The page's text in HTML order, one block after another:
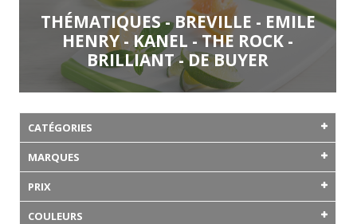
THÉMATIQUES - BREVILLE - EMILE
HENRY - KANEL - THE ROCK -
BRILLIANT - DE BUYER
CATÉGORIES
MARQUES
PRIX
COULEURS